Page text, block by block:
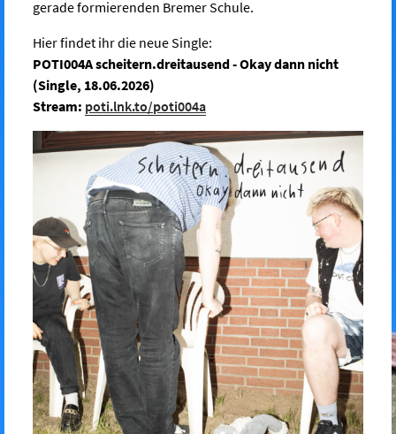
gerade formierenden Bremer Schule.
Hier findet ihr die neue Single:
POTI004A scheitern.dreitausend - Okay dann nicht
(Single, 18.06.2026)
Stream: poti.lnk.to/poti004a